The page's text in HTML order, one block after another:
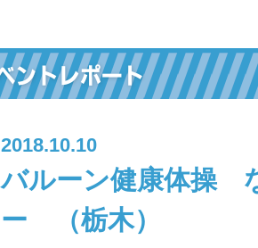
2018.10.10
バルーン健康体操
ー （栃木）